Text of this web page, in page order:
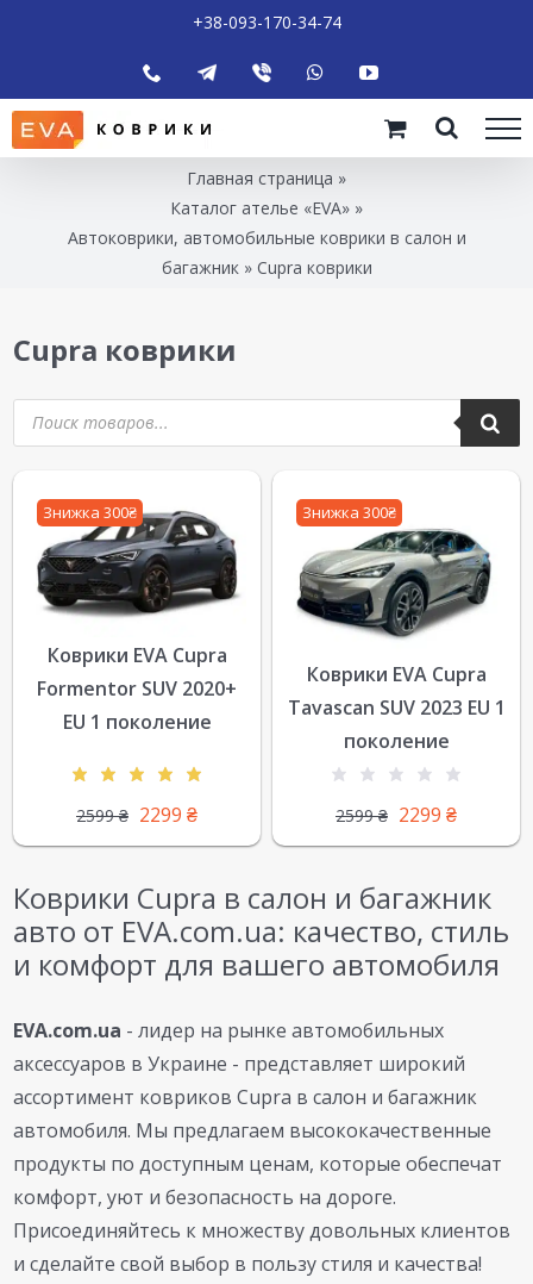
+38-093-170-34-74
Главная страница »
Каталог ателье «EVA» »
Автоковрики, автомобильные коврики в салон и
багажник » Cupra коврики
Cupra коврики
Знижка 300₴
Коврики EVA Cupra
Formentor SUV 2020+
EU 1 поколение
2599₴ 2299 ₴
Знижка 300₴
Коврики EVA Cupra
Tavascan SUV 2023 EU 1
поколение
2599₴ 2299 ₴
Коврики Cupra в салон и багажник
авто от EVA.com.ua: качество, стиль
и комфорт для вашего автомобиля
EVA.com.ua - лидер на рынке автомобильных
аксессуаров в Украине - представляет широкий
ассортимент ковриков Cupra в салон и багажник
автомобиля. Мы предлагаем высококачественные
продукты по доступным ценам, которые обеспечат
комфорт, уют и безопасность на дороге.
Присоединяйтесь к множеству довольных клиентов
и сделайте свой выбор в пользу стиля и качества!